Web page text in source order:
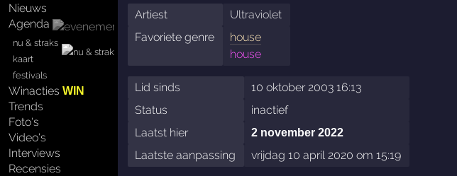
Nieuws
Agenda
nu & straks
kaart
festivals
WinactiesWIN
Trends
Foto's
Video's
Interviews
Recensies
Artiest
Ultraviolet
Favoriete genre
house
house
Lid sinds
10 oktober 2003 16:13
Status
inactief
Laatst hier
2 november 2022
Laatste aanpassing vrijdag 10 april 2020 om 15:19